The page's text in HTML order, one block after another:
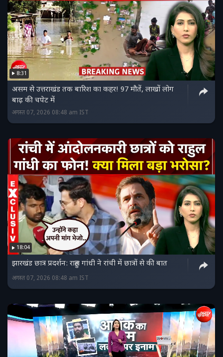
8:31
असम से उत्तराखंड तक बारिश का कहर! 97 मौतें, लाखों लोग
बाढ़ की चपेट में
अगस्त 07, 2026 08:48 am IST
18:04
झारखंड छात्र प्रदर्शन: राहुल गांधी ने रांची में छात्रों से की बात
अगस्त 07, 2026 08:48 am IST